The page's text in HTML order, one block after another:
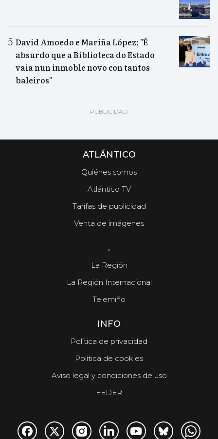
David Amoedo e Mariña López: "É
absurdo que a Biblioteca do Estado
vaia nun inmoble novo con tantos
baleiros"
ATLÁNTICO
Quiénes somos
Atlántico TV
Tarifas de publicidad
Venta de imágenes
.
La Región
La Región Internacional
Telemiño
INFO
Política de privacidad
Política de cookies
Aviso legal y condiciones de uso
FEDER